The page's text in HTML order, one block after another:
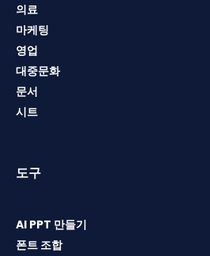
의료
마케팅
영업
대중문화
문서
시트
도구
AI PPT 만들기
폰트 조합